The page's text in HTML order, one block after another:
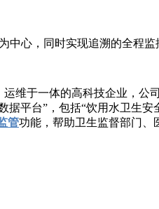
心，同时实现追溯的全程监
于一体的高科技企业，公
平台”，包括“饮用水卫生安
管功能，帮助卫生监督部门、